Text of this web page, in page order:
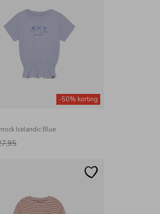
-50% korting
Icelandic Blue